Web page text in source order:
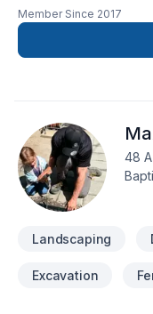
Excavation, Fissures,
Muret, Pavage, Pavé
Transport. Nous
impatients de
projet.
Member Since 2017
48
Landscaping
Excavation